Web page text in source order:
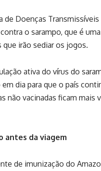
de Doenças
o sarampo, que é
irão sediar os jogos.
ativa do vírus do
dia para que o país
não vacinadas ficam
antes da viagem
de imunização do